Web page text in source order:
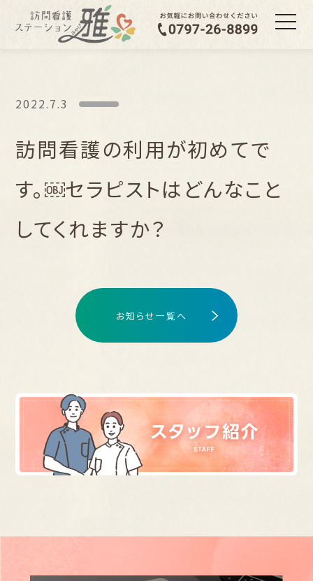
2022.7.3
訪問看護の利用が初めてで
す。￼セラピストはどんなこと
してくれますか？
お知らせ一覧へ